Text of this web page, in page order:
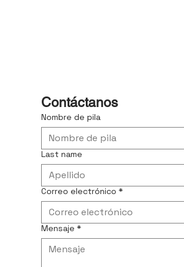
Contáctanos
Nombre de pila
Last name
Correo electrónico *
Mensaje *